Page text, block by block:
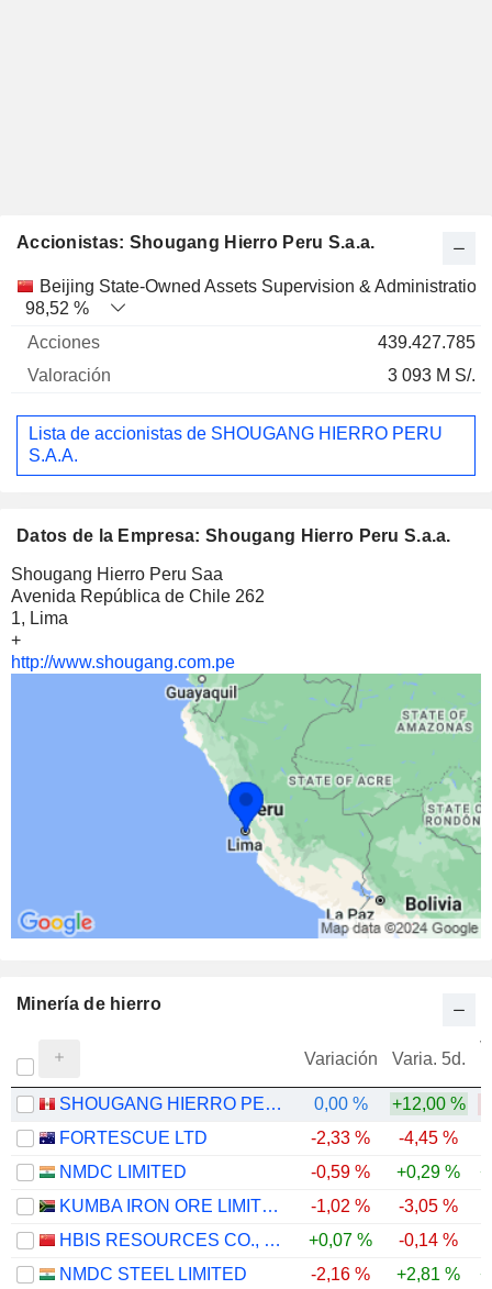
Accionistas: Shougang Hierro Peru S.a.a.
Nombre Acciones % Valoración
Beijing State-Owned Assets Supervision & Administration
98,52 %
439.427.785
3 093 M S/.
Lista de accionistas de SHOUGANG HIERRO PERU
S.A.A.
Datos de la Empresa: Shougang Hierro Peru S.a.a.
Shougang Hierro Peru Saa
Avenida República de Chile 262
1, Lima
+
http://www.shougang.com.pe
Minería de hierro
Variación Varia. 5d.
SHOUGANG HIERRO PERU S.A.A. 0,00 % +12,00 %
FORTESCUE LTD
-2,33 % -4,45 %
NMDC LIMITED
-0,59 % +0,29 %
KUMBA IRON ORE LIMITED
-1,02 % -3,05 %
HBIS RESOURCES CO., LTD.
+0,07 % -0,14 %
NMDC STEEL LIMITED
-2,16 % +2,81 %